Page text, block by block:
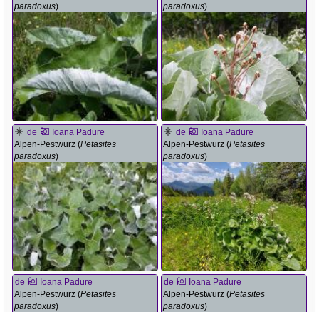
paradoxus)
paradoxus)
de
Ioana Padure
Alpen-Pestwurz (Petasites
paradoxus)
de
Ioana Padure
Alpen-Pestwurz (Petasites
paradoxus)
de
Ioana Padure
Alpen-Pestwurz (Petasites
paradoxus)
de
Ioana Padure
Alpen-Pestwurz (Petasites
paradoxus)